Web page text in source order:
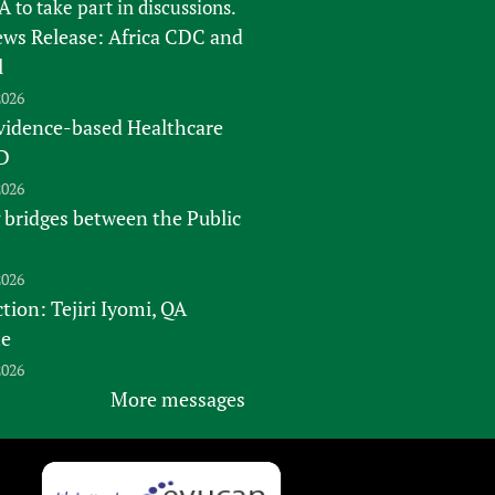
to take part in discussions.
Release: Africa CDC and
based Healthcare
between the Public
Tejiri Iyomi, QA
More messages